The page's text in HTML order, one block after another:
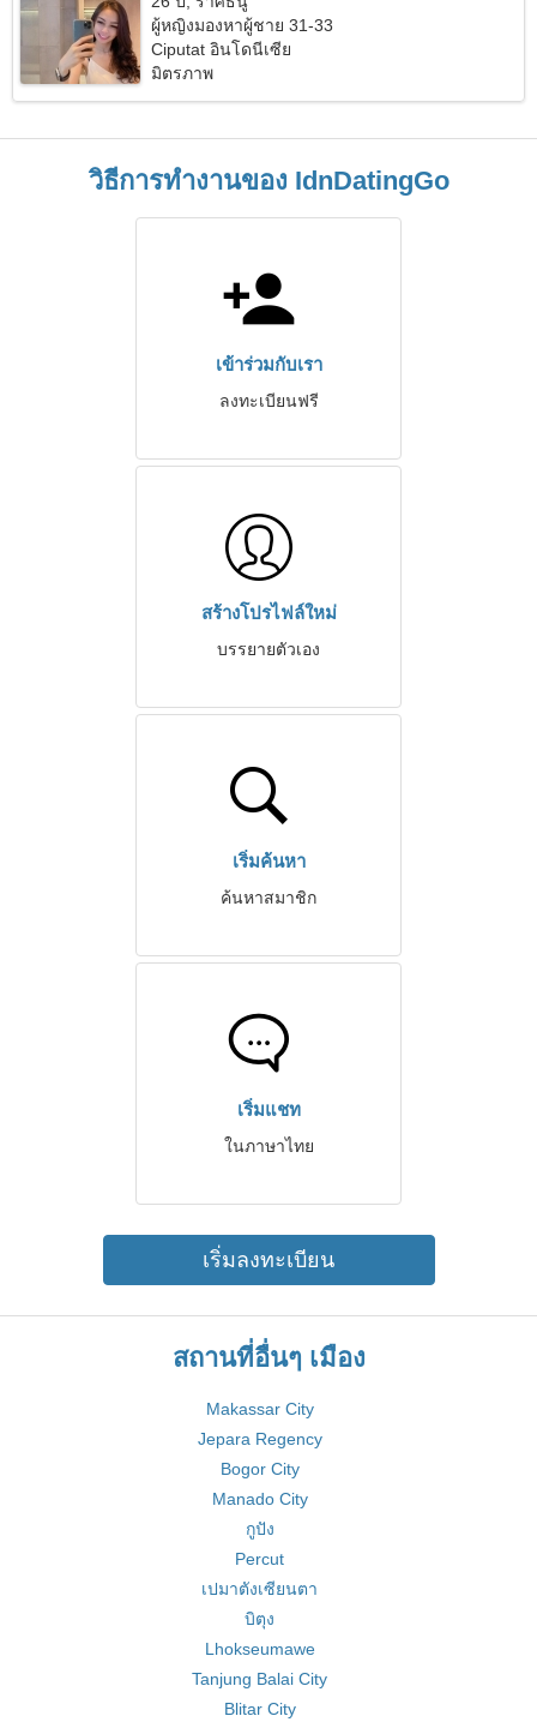
ผู้หญิงมองหาผู้ชาย 31-33
Ciputat อินโดนีเซีย
มิตรภาพ
วิธีการทำงานของ IdnDatingGo
เข้าร่วมกับเรา
ลงทะเบียนฟรี
สร้างโปรไฟล์ใหม่
บรรยายตัวเอง
เริ่มค้นหา
ค้นหาสมาชิก
เริ่มแชท
ในภาษาไทย
เริ่มลงทะเบียน
สถานที่อื่นๆ เมือง
Makassar City
Jepara Regency
Bogor City
Manado City
กูปัง
Percut
เปมาตังเซียนตา
บิตุง
Lhokseumawe
Tanjung Balai City
Blitar City